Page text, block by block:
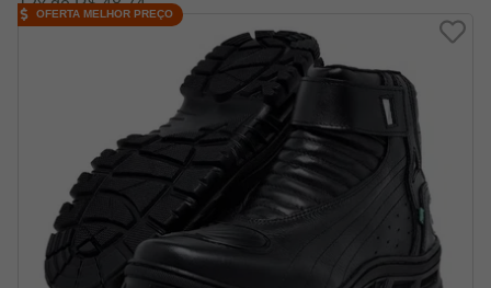
12x de R$ 48,74
OFERTA MELHOR PREÇO